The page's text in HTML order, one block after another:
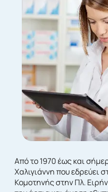
Από το 1970 έως και
Χαλιγιάννη που εδρεύει
Κομοτηνής στην Πλ.